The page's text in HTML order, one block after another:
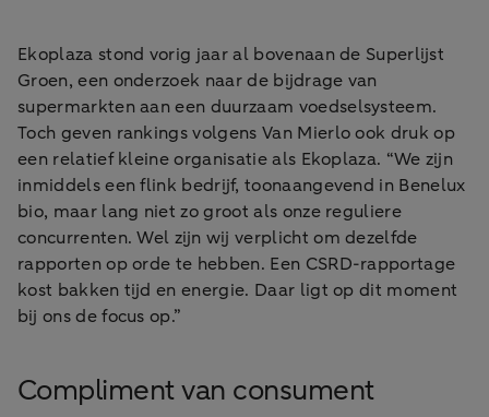
Ekoplaza stond vorig jaar al bovenaan de Superlijst
Groen, een onderzoek naar de bijdrage van
supermarkten aan een duurzaam voedselsysteem.
Toch geven rankings volgens Van Mierlo ook druk op
een relatief kleine organisatie als Ekoplaza. “We zijn
inmiddels een flink bedrijf, toonaangevend in Benelux
bio, maar lang niet zo groot als onze reguliere
concurrenten. Wel zijn wij verplicht om dezelfde
rapporten op orde te hebben. Een CSRD-rapportage
kost bakken tijd en energie. Daar ligt op dit moment
bij ons de focus op.”
Compliment van consument